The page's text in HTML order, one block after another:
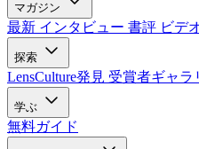
マガジン
最新 インタビュー 書評 ビデ
探索
LensCulture発見 受賞者ギャラ
学ぶ
無料ガイド